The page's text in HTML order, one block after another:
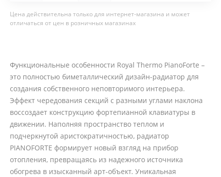
Цена действительна только для интернет-магазина и может
отличаться от цен в розничных магазинах
Функциональные особенности Royal Thermo PianoForte –
это полностью биметаллический дизайн-радиатор для
создания собственного неповторимого интерьера.
Эффект чередования секций с разными углами наклона
воссоздает конструкцию фортепианной клавиатуры в
движении. Наполняя пространство теплом и
подчеркнутой аристократичностью, радиатор
PIANOFORTE формирует новый взгляд на прибор
отопления, превращаясь из надежного источника
обогрева в изысканный арт-объект. Уникальная